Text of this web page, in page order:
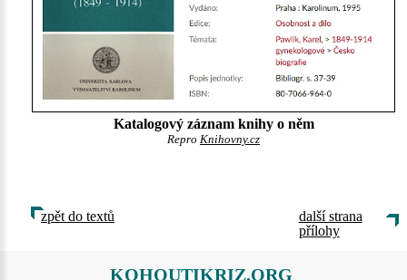
Katalogový záznam knihy o něm
Repro Knihovny.cz
zpět do textů
další strana
přílohy
KOHOUTIKRIZ.ORG